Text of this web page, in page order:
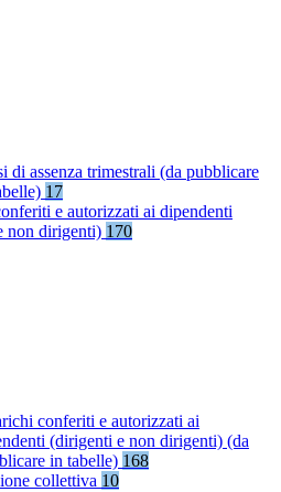
di assenza trimestrali (da pubblicare
17
e autorizzati ai dipendenti
non dirigenti) 170
conferiti e autorizzati ai
(dirigenti e non dirigenti) (da
in tabelle) 168
collettiva 10